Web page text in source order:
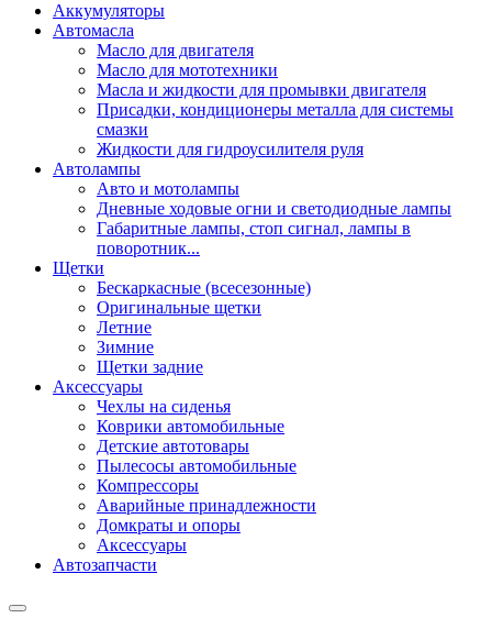
Аккумуляторы
Автомасла
Масло для двигателя
Масло для мототехники
Масла и жидкости для промывки двигателя
Присадки, кондиционеры металла для системы
смазки
Жидкости для гидроусилителя руля
Автолампы
Авто и мотолампы
Дневные ходовые огни и светодиодные лампы
Габаритные лампы, стоп сигнал, лампы в
поворотник...
Щетки
Бескаркасные (всесезонные)
Оригинальные щетки
Летние
Зимние
Щетки задние
Аксессуары
Чехлы на сиденья
Коврики автомобильные
Детские автотовары
Пылесосы автомобильные
Компрессоры
Аварийные принадлежности
Домкраты и опоры
Аксессуары
Автозапчасти